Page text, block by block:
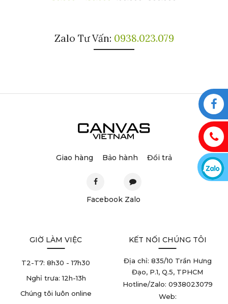
Zalo Tư Vấn: 0938.023.079
Giao hàng Bảo hành Đổi trả
Facebook Zalo
GIỜ LÀM VIỆC
T2-T7: 8h30 - 17h30
Nghỉ trưa: 12h-13h
Chúng tôi luôn online
KẾT NỐI CHÚNG TÔI
Địa chỉ: 835/10 Trần Hưng
Đạo, P.1, Q.5, TPHCM
Hotline/Zalo: 0938023079
Web: